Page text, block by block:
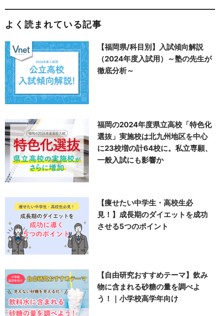
よく読まれている記事
【福岡県/科目別】入試傾向解説
（2024年度入試用）～塾の先生が
徹底分析～
福岡の2024年度県立高校「特色化
選抜」実施校は北九州地区を中心
に23校増の計64校に。私立専願、
一般入試にも影響か
【痩せたい中学生・高校生必
見！】成長期のダイエットを成功
させる5つのポイント
【自由研究おすすめテーマ】飲み
物に含まれる砂糖の量を調べよ
う！｜小学校高学年向け